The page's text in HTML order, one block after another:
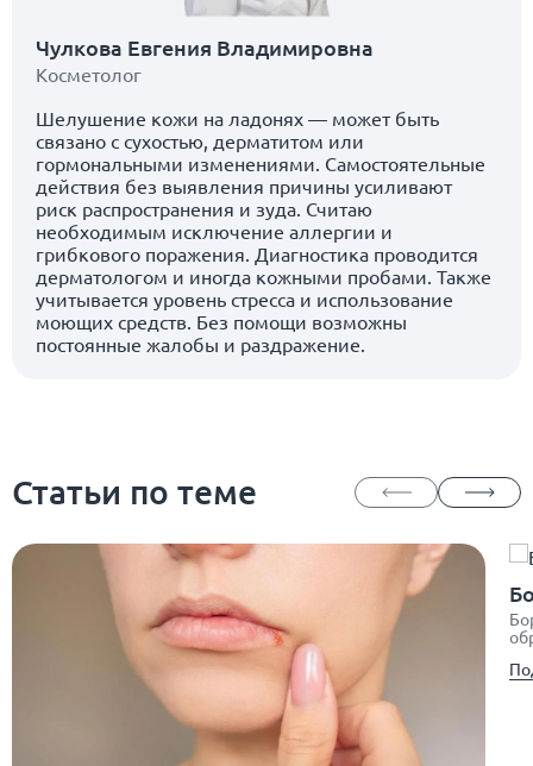
Чулкова Евгения Владимировна
Косметолог
Шелушение кожи на ладонях — может быть
связано с сухостью, дерматитом или
гормональными изменениями. Самостоятельные
действия без выявления причины усиливают
риск распространения и зуда. Считаю
необходимым исключение аллергии и
грибкового поражения. Диагностика проводится
дерматологом и иногда кожными пробами. Также
учитывается уровень стресса и использование
моющих средств. Без помощи возможны
постоянные жалобы и раздражение.
Статьи по теме